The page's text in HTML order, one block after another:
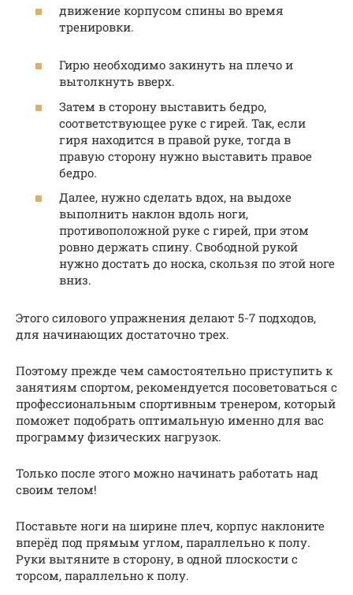
движение корпусом спины во время
тренировки.
Гирю необходимо закинуть на плечо и
вытолкнуть вверх.
Затем в сторону выставить бедро,
соответствующее руке с гирей. Так, если
гиря находится в правой руке, тогда в
правую сторону нужно выставить правое
бедро.
Далее, нужно сделать вдох, на выдохе
выполнить наклон вдоль ноги,
противоположной руке с гирей, при этом
ровно держать спину. Свободной рукой
нужно достать до носка, скользя по этой ноге
вниз.
Этого силового упражнения делают 5-7 подходов,
для начинающих достаточно трех.
Поэтому прежде чем самостоятельно приступить к
занятиям спортом, рекомендуется посоветоваться с
профессиональным спортивным тренером, который
поможет подобрать оптимальную именно для вас
программу физических нагрузок.
Только после этого можно начинать работать над
своим телом!
Поставьте ноги на ширине плеч, корпус наклоните
вперёд под прямым углом, параллельно к полу.
Руки вытяните в сторону, в одной плоскости с
торсом, параллельно к полу.